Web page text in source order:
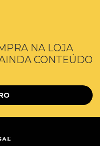
NA LOJA
CONTEÚDO